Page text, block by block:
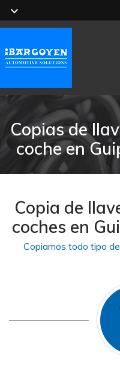
Copias de
coche en
Copia de
coches en
Copiamos todo tipo